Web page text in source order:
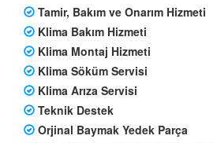
Tamir, Bakım ve Onarım Hizmeti
Klima Bakım Hizmeti
Klima Montaj Hizmeti
Klima Söküm Servisi
Klima Arıza Servisi
Teknik Destek
Orjinal Baymak Yedek Parça